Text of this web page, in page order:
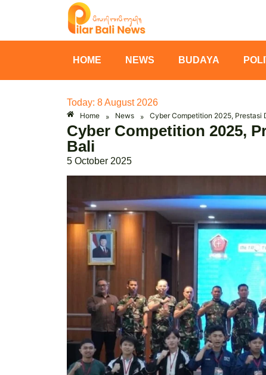
HOME NEWS BUDAYA
Today: 8 August 2026
Home » News » Cyber Competition 2025, Prestasi
Cyber Competition 2025,
Bali
5 October 2025